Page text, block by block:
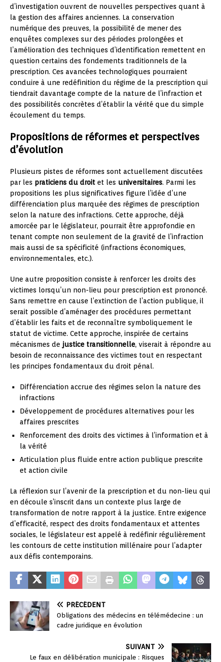
d’investigation ouvrent de nouvelles perspectives quant à
la gestion des affaires anciennes. La conservation
numérique des preuves, la possibilité de mener des
enquêtes complexes sur des périodes prolongées et
l’amélioration des techniques d’identification remettent en
question certains des fondements traditionnels de la
prescription. Ces avancées technologiques pourraient
conduire à une redéfinition du régime de la prescription qui
tiendrait davantage compte de la nature de l’infraction et
des possibilités concrètes d’établir la vérité que du simple
écoulement du temps.
Propositions de réformes et perspectives
d’évolution
Plusieurs pistes de réformes sont actuellement discutées
par les praticiens du droit et les universitaires. Parmi les
propositions les plus significatives figure l’idée d’une
différenciation plus marquée des régimes de prescription
selon la nature des infractions. Cette approche, déjà
amorcée par le législateur, pourrait être approfondie en
tenant compte non seulement de la gravité de l’infraction
mais aussi de sa spécificité (infractions économiques,
environnementales, etc.).
Une autre proposition consiste à renforcer les droits des
victimes lorsqu’un non-lieu pour prescription est prononcé.
Sans remettre en cause l’extinction de l’action publique, il
serait possible d’aménager des procédures permettant
d’établir les faits et de reconnaître symboliquement le
statut de victime. Cette approche, inspirée de certains
mécanismes de justice transitionnelle, viserait à répondre au
besoin de reconnaissance des victimes tout en respectant
les principes fondamentaux du droit pénal.
Différenciation accrue des régimes selon la nature des
infractions
Développement de procédures alternatives pour les
affaires prescrites
Renforcement des droits des victimes à l’information et à
la vérité
Articulation plus fluide entre action publique prescrite
et action civile
La réflexion sur l’avenir de la prescription et du non-lieu qui
en découle s’inscrit dans un contexte plus large de
transformation de notre rapport à la justice. Entre exigence
d’efficacité, respect des droits fondamentaux et attentes
sociales, le législateur est appelé à redéfinir régulièrement
les contours de cette institution millénaire pour l’adapter
aux défis contemporains.
PRÉCÉDENT
Obligations des médecins en télémédecine : un
cadre juridique en évolution
SUIVANT
Le faux en délibération municipale : Risques